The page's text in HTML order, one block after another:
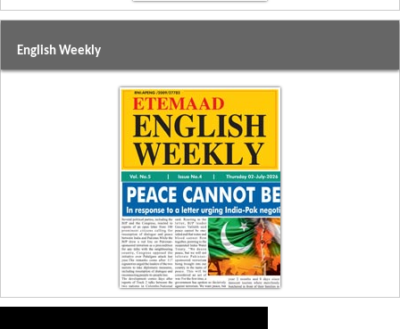
English Weekly